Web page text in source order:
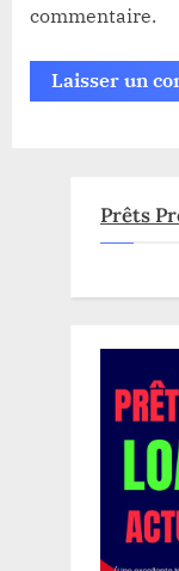
commentaire.
Prêts